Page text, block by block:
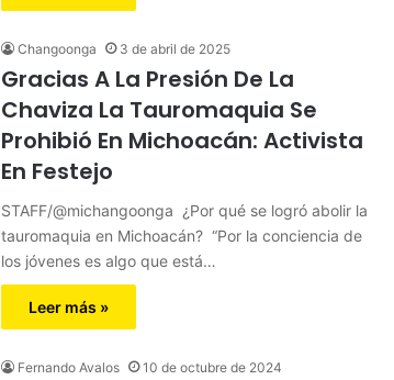
Changoonga 3 de abril de 2025
Gracias A La Presión De La
Chaviza La Tauromaquia Se
Prohibió En Michoacán: Activista
En Festejo
STAFF/@michangoonga ¿Por qué se logró abolir la
tauromaquia en Michoacán? “Por la conciencia de
los jóvenes es algo que está…
Leer más »
Fernando Avalos 10 de octubre de 2024